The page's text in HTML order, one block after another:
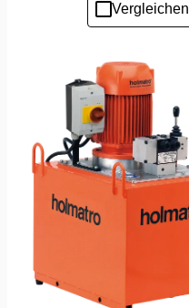
Vergleichen